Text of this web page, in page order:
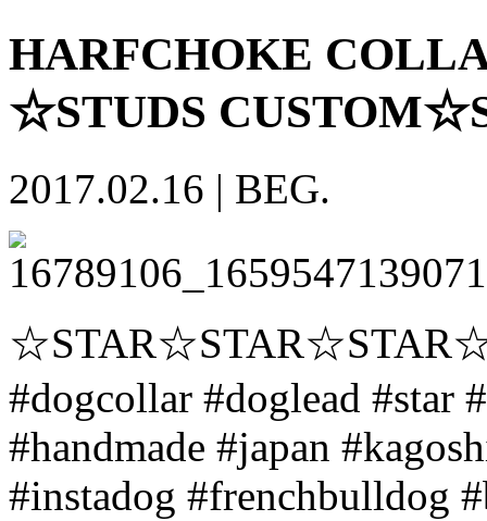
HARFCHOKE
☆STUDS
2017.02.16 | BEG.
#dogcollar #doglead #star
#handmade #japan
#instadog #frenchbulldog